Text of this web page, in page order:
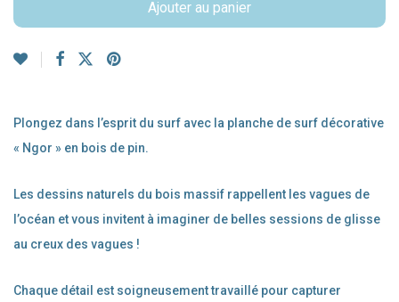
Ajouter au panier
Plongez dans l’esprit du surf avec la planche de surf décorative
« Ngor » en bois de pin.
Les dessins naturels du bois massif rappellent les vagues de
l’océan et vous invitent à imaginer de belles sessions de glisse
au creux des vagues !
Chaque détail est soigneusement travaillé pour capturer